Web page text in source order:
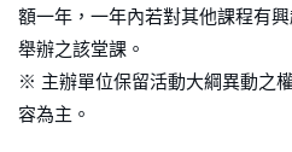
額一年，一年內若對其他課程有
舉辦之該堂課。
※ 主辦單位保留活動大綱異動之
容為主。